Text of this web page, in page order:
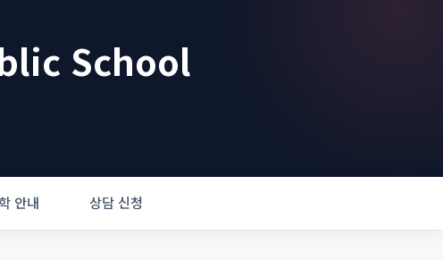
School
안내 상담 신청